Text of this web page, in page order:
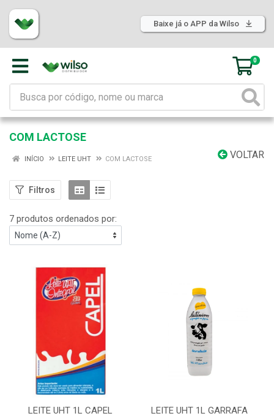
Baixe já o APP da Wilso
0
COM LACTOSE
VOLTAR
INÍCIO LEITE UHT COM LACTOSE
Filtros
7 produtos ordenados por:
LEITE UHT 1L CAPEL
LEITE UHT 1L GARRAFA